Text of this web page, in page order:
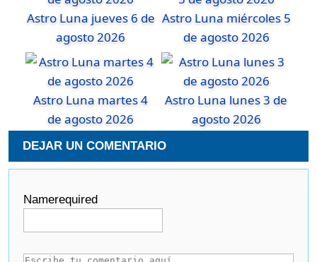
Astro Luna jueves 6 de
agosto 2026
Astro Luna miércoles 5
de agosto 2026
Astro Luna martes 4
de agosto 2026
Astro Luna lunes 3 de
agosto 2026
DEJAR UN COMENTARIO
Namerequired